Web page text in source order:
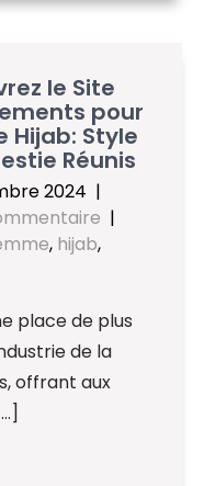
le Site
pour
Hijab: Style
Réunis
2024 |
|
, hijab,
place de plus
de la
offrant aux